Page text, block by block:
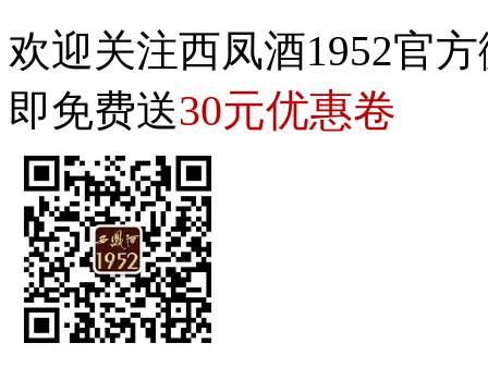
欢迎关注西凤酒1952官
即免费送30元优惠卷